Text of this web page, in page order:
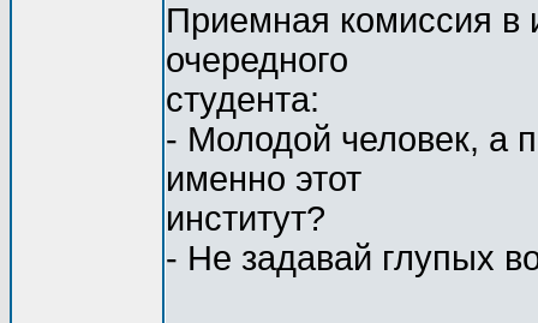
Приемная комиссия в
очередного
студента:
- Молодой человек, а
именно этот
институт?
- Не задавай глупых